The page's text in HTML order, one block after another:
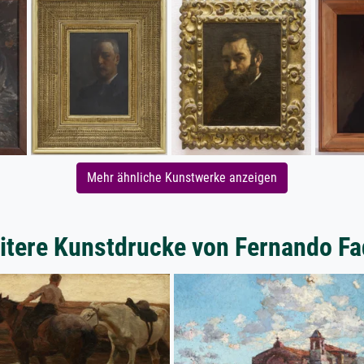
Mehr ähnliche Kunstwerke anzeigen
Kunstdrucke von Fernando